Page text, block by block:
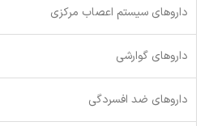
داروهای سیستم اعصاب مرکزی
داروهای گوارشی
داروهای ضد افسردگی